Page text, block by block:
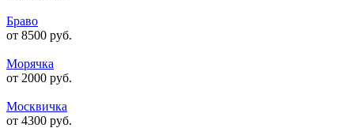
Браво
от 8500 руб.
Морячка
от 2000 руб.
Москвичка
от 4300 руб.